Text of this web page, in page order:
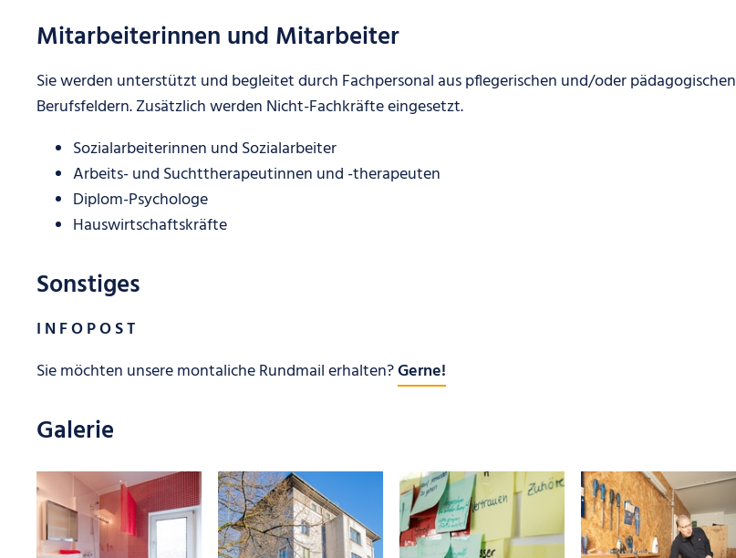
Mitarbeiterinnen und Mitarbeiter
Sie werden unterstützt und begleitet durch Fachpersonal aus pflegerischen und/oder pädagogischen
Berufsfeldern. Zusätzlich werden Nicht-Fachkräfte eingesetzt.
Sozialarbeiterinnen und Sozialarbeiter
Arbeits- und Suchttherapeutinnen und -therapeuten
Diplom-Psychologe
Hauswirtschaftskräfte
Sonstiges
I N F O P O S T
Sie möchten unsere montaliche Rundmail erhalten?Gerne!
Galerie